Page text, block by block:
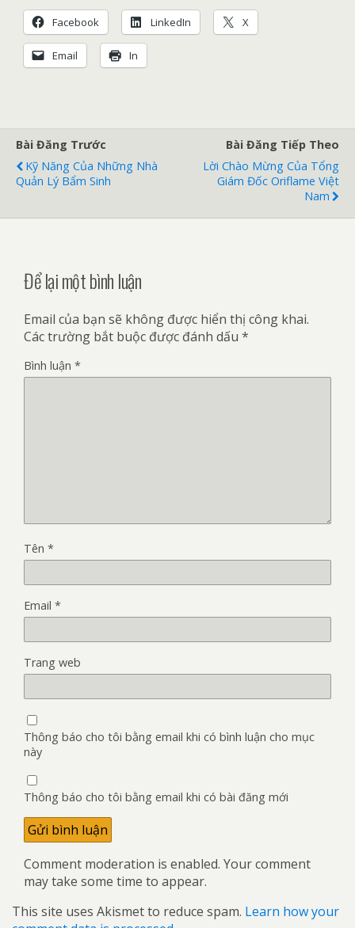
Facebook LinkedIn X
Email In
Bài Đăng Trước
Kỹ Năng Của Những Nhà
Quản Lý Bẩm Sinh
Bài Đăng Tiếp Theo
Lời Chào Mừng Của Tổng
Giám Đốc Oriflame Việt
Nam
Để lại một bình luận
Email của bạn sẽ không được hiển thị công khai.
Các trường bắt buộc được đánh dấu *
Bình luận *
Tên *
Email *
Trang web
Thông báo cho tôi bằng email khi có bình luận cho mục
này
Thông báo cho tôi bằng email khi có bài đăng mới
Comment moderation is enabled. Your comment
may take some time to appear.
This site uses Akismet to reduce spam. Learn how your